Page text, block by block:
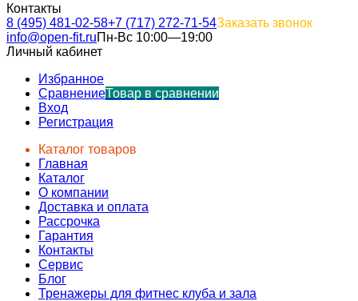
Контакты
8 (495) 481-02-58+7 (717) 272-71-54Заказать звонок
info@open-fit.ruПн-Вс 10:00—19:00
Личный кабинет
Избранное
СравнениеТовар в сравнении
Вход
Регистрация
Каталог товаров
Главная
Каталог
О компании
Доставка и оплата
Рассрочка
Гарантия
Контакты
Сервис
Блог
Тренажеры для фитнес клуба и зала